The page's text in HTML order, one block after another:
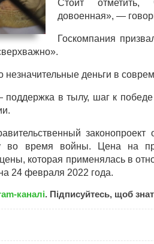
Стоит
довоенная», —
Госкомпания
деньги в
в тылу, шаг к
во время войны. Цена на
которая применялась в
24 февраля 2022 года.
каналі. Підписуйтесь, щоб